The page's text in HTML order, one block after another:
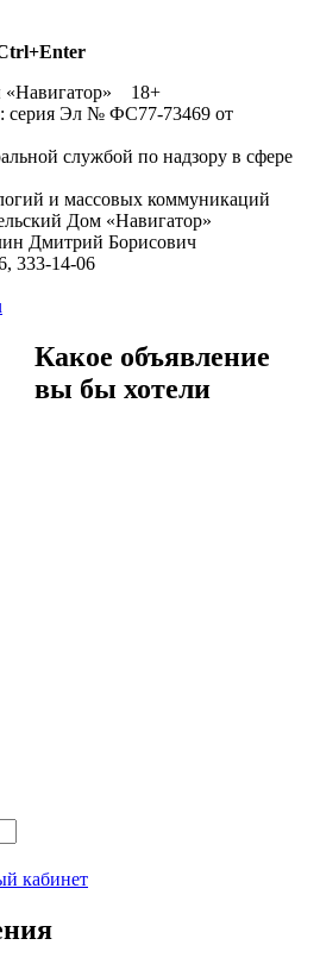
«Навигатор» 18+
серия Эл № ФС77-73469 от
службой по надзору в сфере
и массовых коммуникаций
Дом «Навигатор»
Дмитрий Борисович
333-14-06
Какое объявление
вы бы хотели
кабинет